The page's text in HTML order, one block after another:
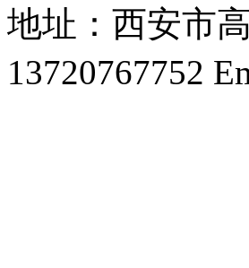
地址：西安市
13720767752